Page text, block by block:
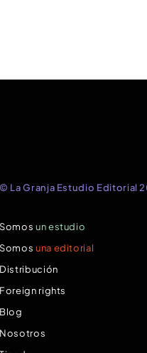
© La Granja Estudio Editorial
Somos un estudio
Somos una editorial
Distribución
Foreign rights
Blog
Nosotros